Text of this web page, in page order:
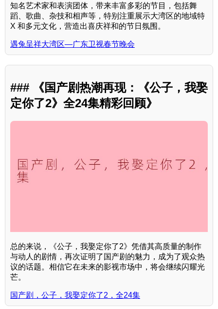
知名艺术家和表演团体，带来丰富多彩的节目，包括舞
蹈、歌曲、杂技和相声等，特别注重展示大湾区的地域特
X 和多元文化，营造出喜庆祥和的节日氛围。
遇兔呈祥大湾区—广东卫视春节晚会
### 《国产剧热潮再现：《公子，我娶
定你了2》全24集精彩回顾》
总的来说，《公子，我娶定你了2》凭借其高质量的制作
与动人的剧情，再次证明了国产剧的魅力，成为了观众热
议的话题。相信它在未来的影视市场中，将会继续闪耀光
芒。
国产剧，公子，我娶定你了2，全24集